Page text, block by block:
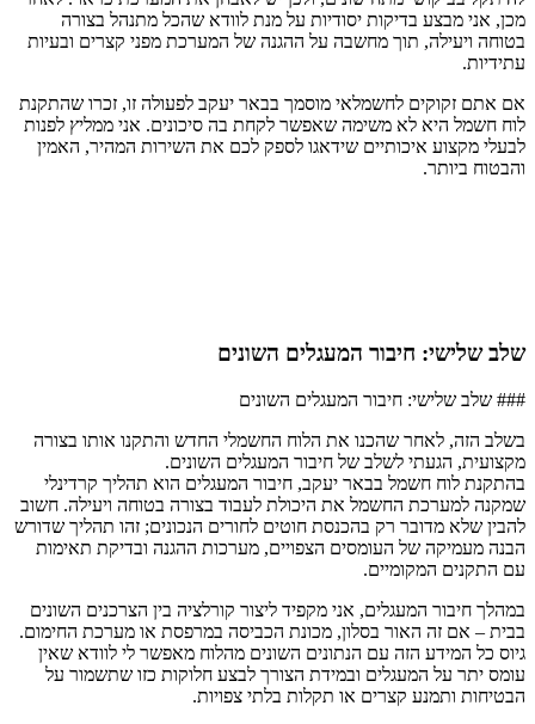
מכן, אני מבצע בדיקות יסודיות על מנת לוודא שהכל מתנהל בצורה
בטוחה ויעילה, תוך מחשבה על ההגנה של המערכת מפני קצרים ובעיות
עתידיות.
אם אתם זקוקים לחשמלאי מוסמך בבאר יעקב לפעולה זו, זכרו שהתקנת
לוח חשמל היא לא משימה שאפשר לקחת בה סיכונים. אני ממליץ לפנות
לבעלי מקצוע איכותיים שידאגו לספק לכם את השירות המהיר, האמין
והבטוח ביותר.
שלב שלישי: חיבור המעגלים השונים
### שלב שלישי: חיבור המעגלים השונים
בשלב הזה, לאחר שהכנו את הלוח החשמלי החדש והתקנו אותו בצורה
מקצועית, הגעתי לשלב של חיבור המעגלים השונים.
בהתקנת לוח חשמל בבאר יעקב, חיבור המעגלים הוא תהליך קרדינלי
שמקנה למערכת החשמל את היכולת לעבוד בצורה בטוחה ויעילה. חשוב
להבין שלא מדובר רק בהכנסת חוטים לחורים הנכונים; זהו תהליך שדורש
הבנה מעמיקה של העומסים הצפויים, מערכות ההגנה ובדיקת תאימות
עם התקנים המקומיים.
במהלך חיבור המעגלים, אני מקפיד ליצור קורלציה בין הצרכנים השונים
בבית – אם זה האור בסלון, מכונת הכביסה במרפסת או מערכת החימום.
גיוס כל המידע הזה עם הנתונים השונים מהלוח מאפשר לי לוודא שאין
עומס יתר על המעגלים ובמידת הצורך לבצע חלוקות כזו שתשמור על
הבטיחות ותמנע קצרים או תקלות בלתי צפויות.